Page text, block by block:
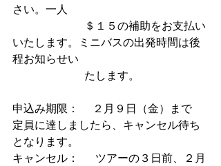
さい。一人
＄１５の補助をお支払い
いたします。ミニバスの出発時間は後
程お知らせい
                          たします。
申込み期限：　 ２月９日（金）まで
定員に達しましたら、キャンセル待ち
となります。
キャンセル：　  ツアーの３日前、２月